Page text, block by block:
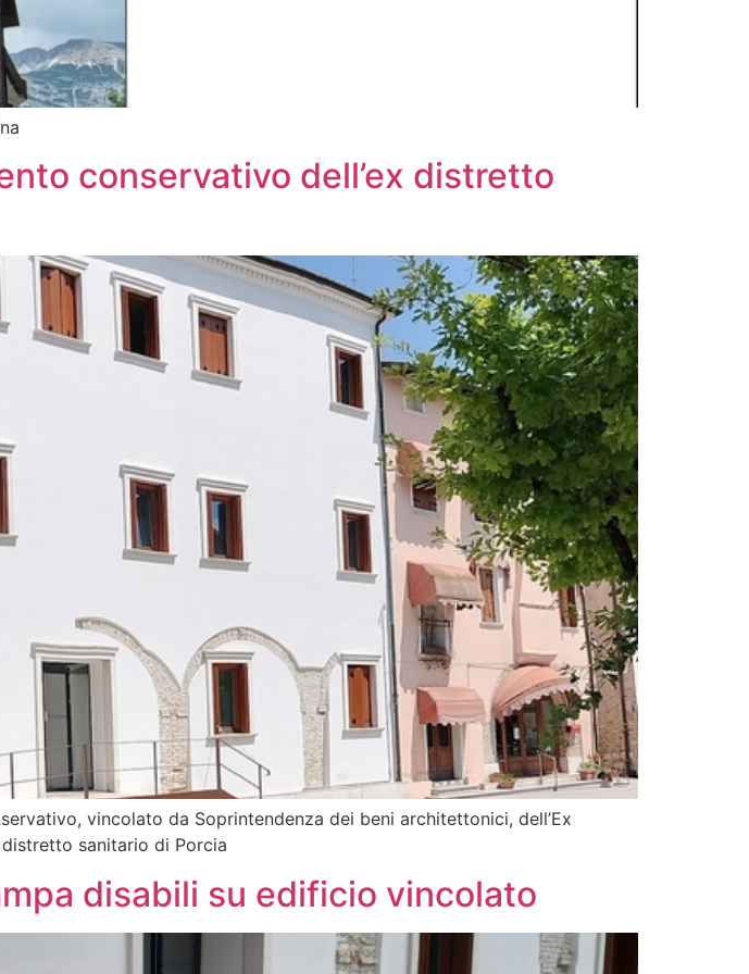
conservativo dell’ex distretto
vincolato da Soprintendenza dei beni architettonici, dell’Ex
sanitario di Porcia
disabili su edificio vincolato